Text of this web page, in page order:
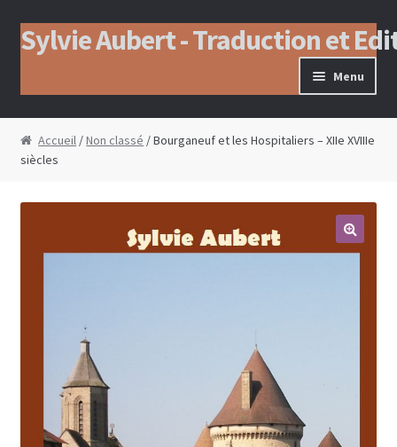
Aller à la navigation
Aller au contenu
Sylvie Aubert - Traduction et
Menu
Accueil /Non classé / Bourganeuf et les Hospitaliers – XIIe XVIIIe
siècles